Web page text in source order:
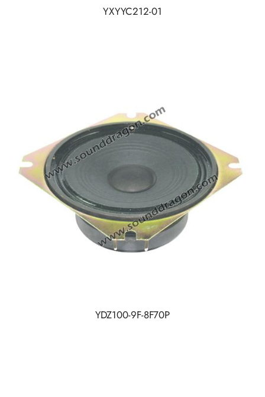
YXYYC212-01
YDZ100-9F-8F70P